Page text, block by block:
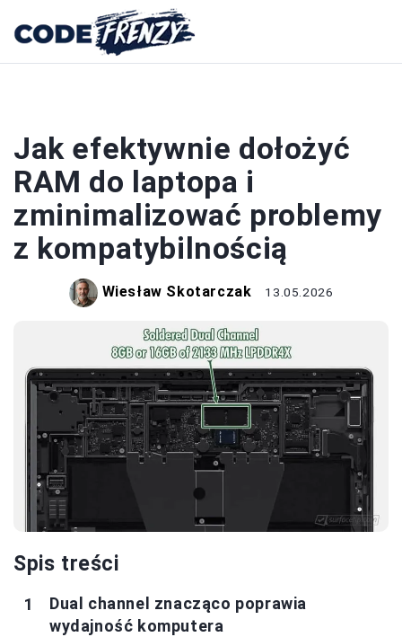
Jak efektywnie dołożyć
RAM do laptopa i
zminimalizować problemy
z kompatybilnością
Wiesław Skotarczak 13.05.2026
Spis treści
Dual channel znacząco poprawia
wydajność komputera